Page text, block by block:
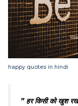
happy quotes in hindi
” हर किसी को खुश